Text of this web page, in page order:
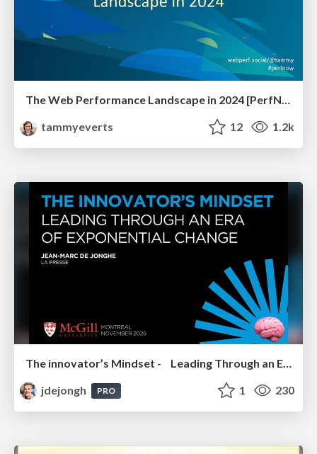
The Web Performance Landscape in 2024 [PerfNow 2024]
tammyeverts
12 1.2k
The innovator’s Mindset - Leading Through an Era of Exponential Change - McGill University 2025
jdejongh
PRO 1 230